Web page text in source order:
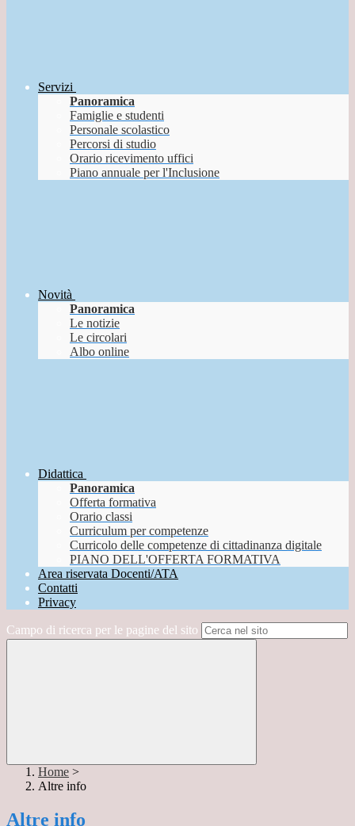
Servizi
Panoramica
Famiglie e studenti
Personale scolastico
Percorsi di studio
Orario ricevimento uffici
Piano annuale per l'Inclusione
Novità
Panoramica
Le notizie
Le circolari
Albo online
Didattica
Panoramica
Offerta formativa
Orario classi
Curriculum per competenze
Curricolo delle competenze di cittadinanza digitale
PIANO DELL'OFFERTA FORMATIVA
Area riservata Docenti/ATA
Contatti
Privacy
Campo di ricerca per le pagine del sito
Home >
Altre info
Altre info